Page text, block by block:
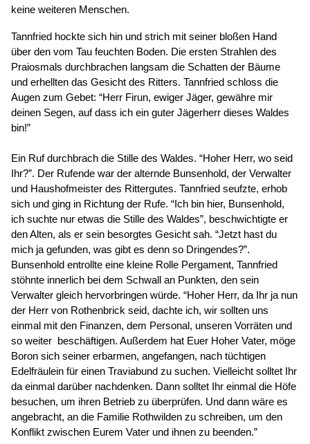
keine weiteren Menschen.
Tannfried hockte sich hin und strich mit seiner bloßen Hand
über den vom Tau feuchten Boden. Die ersten Strahlen des
Praiosmals durchbrachen langsam die Schatten der Bäume
und erhellten das Gesicht des Ritters. Tannfried schloss die
Augen zum Gebet: “Herr Firun, ewiger Jäger, gewähre mir
deinen Segen, auf dass ich ein guter Jägerherr dieses Waldes
bin!”
Ein Ruf durchbrach die Stille des Waldes. “Hoher Herr, wo seid
Ihr?”. Der Rufende war der alternde Bunsenhold, der Verwalter
und Haushofmeister des Rittergutes. Tannfried seufzte, erhob
sich und ging in Richtung der Rufe. “Ich bin hier, Bunsenhold,
ich suchte nur etwas die Stille des Waldes”, beschwichtigte er
den Alten, als er sein besorgtes Gesicht sah. “Jetzt hast du
mich ja gefunden, was gibt es denn so Dringendes?”.
Bunsenhold entrollte eine kleine Rolle Pergament, Tannfried
stöhnte innerlich bei dem Schwall an Punkten, den sein
Verwalter gleich hervorbringen würde. “Hoher Herr, da Ihr ja nun
der Herr von Rothenbrick seid, dachte ich, wir sollten uns
einmal mit den Finanzen, dem Personal, unseren Vorräten und
so weiter  beschäftigen. Außerdem hat Euer Hoher Vater, möge
Boron sich seiner erbarmen, angefangen, nach tüchtigen
Edelfräulein für einen Traviabund zu suchen. Vielleicht solltet Ihr
da einmal darüber nachdenken. Dann solltet Ihr einmal die Höfe
besuchen, um ihren Betrieb zu überprüfen. Und dann wäre es
angebracht, an die Familie Rothwilden zu schreiben, um den
Konflikt zwischen Eurem Vater und ihnen zu beenden.”